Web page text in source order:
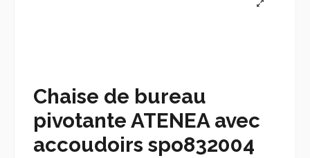
Chaise de bureau
pivotante ATENEA avec
accoudoirs spo832004